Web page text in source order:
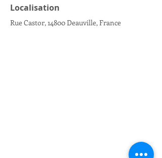
Localisation
Rue Castor, 14800 Deauville, France